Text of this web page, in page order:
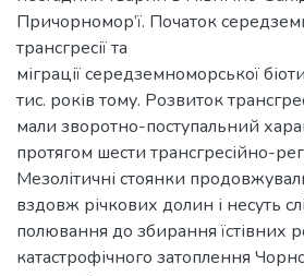
Причорномор’ї. Початок
трансгресії та
міграції середземноморської
тис. років тому. Розвиток
мали зворотно-поступальний
протягом шести трансгресійно-
Мезолітичні стоянки
вздовж річкових долин і несуть
полювання до збирання їстівних
катастрофічного затоплення